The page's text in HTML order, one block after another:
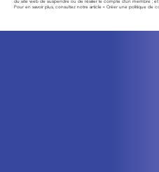
du site web de suspendre ou de résilier le compte d’un membre ;
Pour en savoir plus, consultez notre article « Créer une politique de